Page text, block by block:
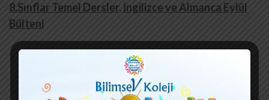
8.Sınflar Temel Dersler, İngilizce ve Almanca Eylül
Bülteni